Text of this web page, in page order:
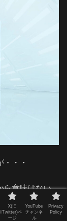
・・
ら意味はない。
な？有線接続す
ょう！
X(旧
Twitter)ペ
ージ
YouTube
チャンネ
ル
Privacy
Policy